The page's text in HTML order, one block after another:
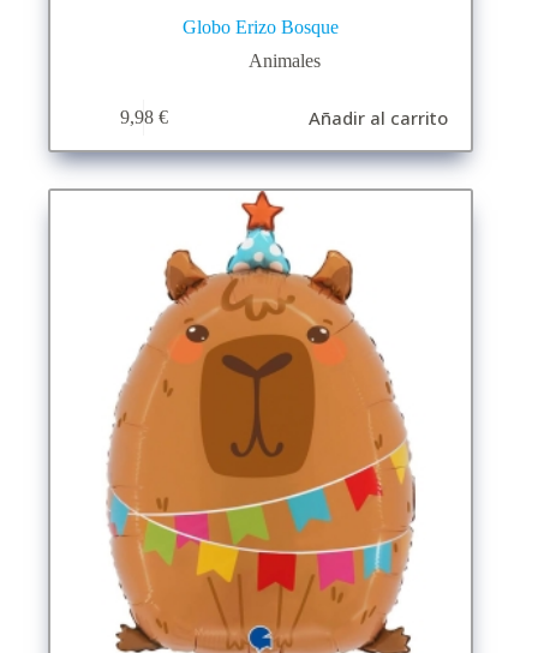
Globo Erizo Bosque
Animales
9,98 € Añadir al carrito